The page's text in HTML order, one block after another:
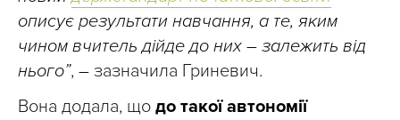
описує результати навчання, а те, яким
чином вчитель дійде до них – залежить від
нього”, – зазначила Гриневич.
Вона додала, що до такої автономії